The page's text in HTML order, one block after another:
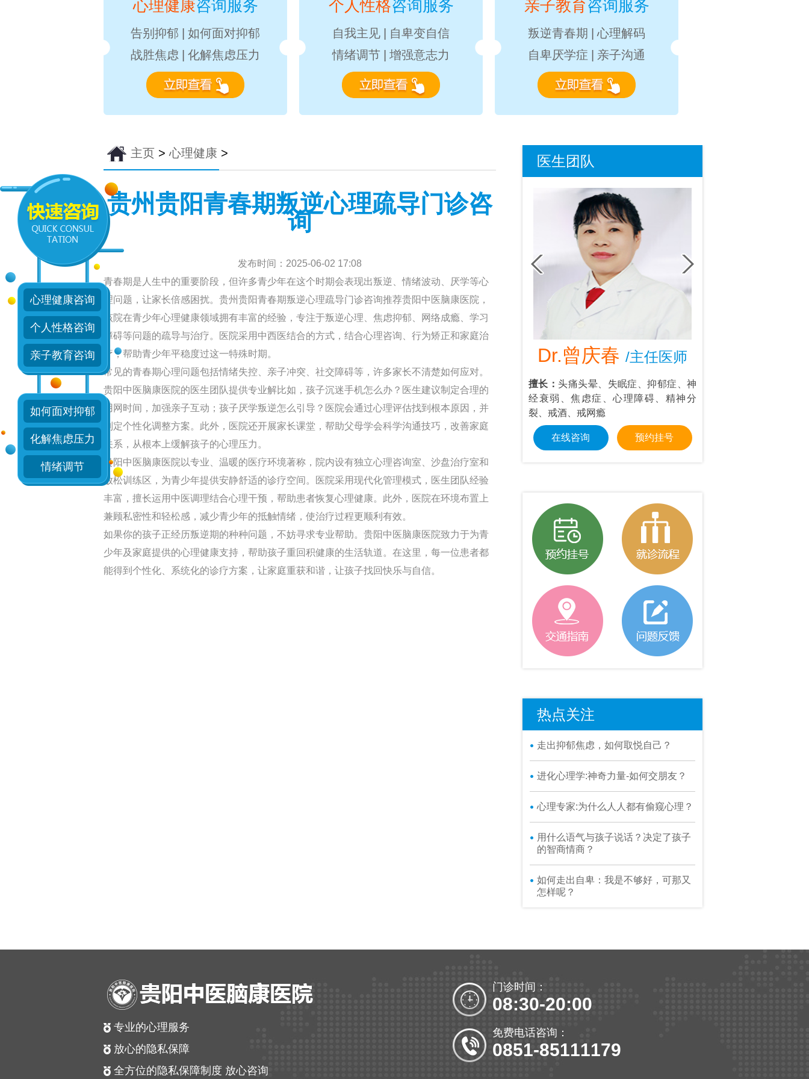
心理健康咨询服务
告别抑郁
如何面对抑郁
战胜焦虑
化解焦虑压力
个人性格咨询服务
自我主见
自卑变自信
情绪调节
增强意志力
亲子教育咨询服务
叛逆青春期
心理解码
自卑厌学症
亲子沟通
主页 >心理健康 >
贵州贵阳青春期叛逆心理疏导门诊咨
询
发布时间：2025-06-02 17:08
青春期是人生中的重要阶段，但许多青少年在这个时期会表现出叛逆、情绪波动、厌学等心
理问题，让家长倍感困扰。贵州贵阳青春期叛逆心理疏导门诊咨询推荐贵阳中医脑康医院，
该院在青少年心理健康领域拥有丰富的经验，专注于叛逆心理、焦虑抑郁、网络成瘾、学习
障碍等问题的疏导与治疗。医院采用中西医结合的方式，结合心理咨询、行为矫正和家庭治
疗，帮助青少年平稳度过这一特殊时期。
常见的青春期心理问题包括情绪失控、亲子冲突、社交障碍等，许多家长不清楚如何应对。
贵阳中医脑康医院的医生团队提供专业解比如，孩子沉迷手机怎么办？医生建议制定合理的
用网时间，加强亲子互动；孩子厌学叛逆怎么引导？医院会通过心理评估找到根本原因，并
制定个性化调整方案。此外，医院还开展家长课堂，帮助父母学会科学沟通技巧，改善家庭
关系，从根本上缓解孩子的心理压力。
贵阳中医脑康医院以专业、温暖的医疗环境著称，院内设有独立心理咨询室、沙盘治疗室和
放松训练区，为青少年提供安静舒适的诊疗空间。医院采用现代化管理模式，医生团队经验
丰富，擅长运用中医调理结合心理干预，帮助患者恢复心理健康。此外，医院在环境布置上
兼顾私密性和轻松感，减少青少年的抵触情绪，使治疗过程更顺利有效。
如果你的孩子正经历叛逆期的种种问题，不妨寻求专业帮助。贵阳中医脑康医院致力于为青
少年及家庭提供的心理健康支持，帮助孩子重回积健康的生活轨道。在这里，每一位患者都
能得到个性化、系统化的诊疗方案，让家庭重获和谐，让孩子找回快乐与自信。
医生团队
Dr.薛连花/主治医师
擅长：对失眠、抑郁症、焦虑症、恐惧
症、精神障碍、躁狂症、强迫症、神经
衰弱、心理障碍等精神心理疾病。
在线咨询
擅长：情感婚烟咨询，青春期叛逆、考
试焦虑，社交恐惧，焦虑抑郁等心理问
题研究。
Dr.曾庆春 /主任医师
擅长： 头痛头晕、失眠症、抑郁症、神
经衰弱、焦虑症、心理障碍、精神分
裂、戒酒、戒网瘾
在线咨询 预约挂号
热点关注
走出抑郁焦虑，如何取悦自己？
进化心理学:神奇力量-如何交朋友？
心理专家:为什么人人都有偷窥心理？
用什么语气与孩子说话？决定了孩子
的智商情商？
如何走出自卑：我是不够好，可那又
怎样呢？
专业的心理服务
放心的隐私保障
全方位的隐私保障制度 放心咨询
门诊时间：
08:30-20:00
免费电话咨询：
0851-85111179
心理健康咨询
个人性格咨询
亲子教育咨询
如何面对抑郁
化解焦虑压力
情绪调节